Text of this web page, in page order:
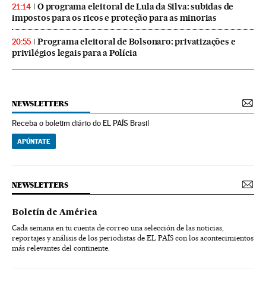
21:14
O programa eleitoral de Lula da Silva: subidas de
impostos para os ricos e proteção para as minorias
20:55
Programa eleitoral de Bolsonaro: privatizações e
privilégios legais para a Polícia
NEWSLETTERS
Receba o boletim diário do EL PAÍS Brasil
APÚNTATE
NEWSLETTERS
Boletín de América
Cada semana en tu cuenta de correo una selección de las noticias,
reportajes y análisis de los periodistas de EL PAÍS con los acontecimientos
más relevantes del continente.